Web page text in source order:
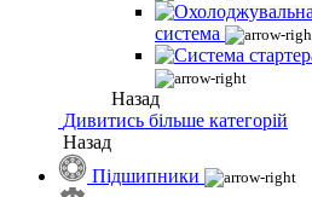
система
Назад
Дивитись більше категорій
Назад
Підшипники